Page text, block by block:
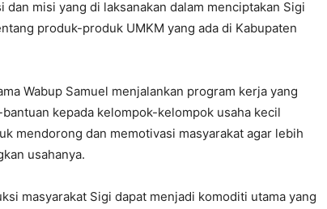
misi yang di laksanakan dalam menciptakan Sigi
produk-produk UMKM yang ada di Kabupaten
Wabup Samuel menjalankan program kerja yang
kepada kelompok-kelompok usaha kecil
mendorong dan memotivasi masyarakat agar lebih
usahanya.
masyarakat Sigi dapat menjadi komoditi utama yang